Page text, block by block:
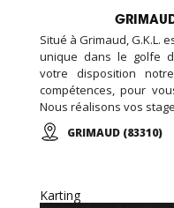
Situé à Grimaud, G.K.L.
unique dans le golfe
votre disposition
compétences, pour
Nous réalisons vos
formules week-
passionnés vous
GRIMAUD (83310)
Karting